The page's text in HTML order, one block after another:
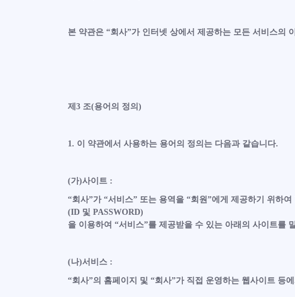
본 약관은 “회사”가 인터넷 상에서 제공하는 모든 서비스의
제3 조(용어의 정의)
1. 이 약관에서 사용하는 용어의 정의는 다음과 같습니다.
(가)사이트 :
“회사”가 “서비스” 또는 용역을 “회원”에게 제공하기 위하
(ID 및 PASSWORD)
을 이용하여 “서비스”를 제공받을 수 있는 아래의 사이트를
(나)서비스 :
“회사”의 홈페이지 및 “회사”가 직접 운영하는 웹사이트 등